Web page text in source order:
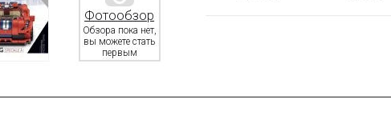
Фотообзор
Обзора пока нет,
вы можете стать
первым